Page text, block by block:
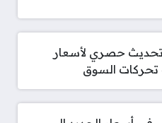
تحديث حصري لأسعار
تحركات السوق